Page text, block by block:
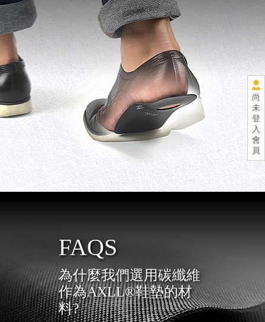
尚
未
登
入
會
員
FAQS
為什麼我們選用碳纖維
作為AXLL®鞋墊的材
料?